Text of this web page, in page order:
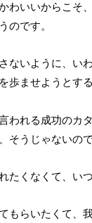
わいいからこそ
のです。
ないように、い
歩ませようとす
われる成功のカ
そうじゃないので
たくなくて、い
もらいたくて、